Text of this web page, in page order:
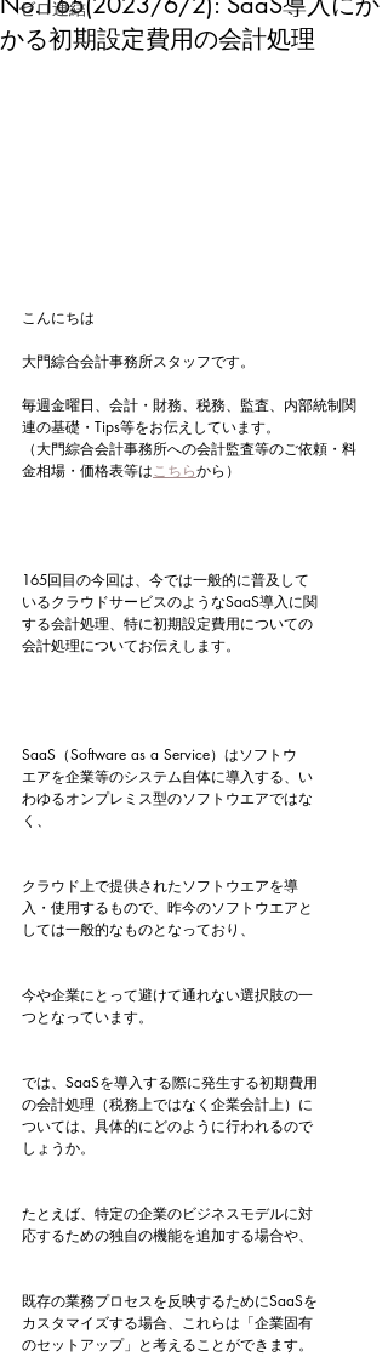
ゼロ連結
かる初期設定費用の会計処理
こんにちは
大門綜合会計事務所スタッフです。
毎週金曜日、会計・財務、税務、監査、内部統制関
連の基礎・Tips等をお伝えしています。
（大門綜合会計事務所への会計監査等のご依頼・料
金相場・価格表等はこちらから）
165回目の今回は、今では一般的に普及して
いるクラウドサービスのようなSaaS導入に関
する会計処理、特に初期設定費用についての
会計処理についてお伝えします。
SaaS（Software as a Service）はソフトウ
エアを企業等のシステム自体に導入する、い
わゆるオンプレミス型のソフトウエアではな
く、
クラウド上で提供されたソフトウエアを導
入・使用するもので、昨今のソフトウエアと
しては一般的なものとなっており、
今や企業にとって避けて通れない選択肢の一
つとなっています。
では、SaaSを導入する際に発生する初期費用
の会計処理（税務上ではなく企業会計上）に
ついては、具体的にどのように行われるので
しょうか。
たとえば、特定の企業のビジネスモデルに対
応するための独自の機能を追加する場合や、
既存の業務プロセスを反映するためにSaaSを
カスタマイズする場合、これらは「企業固有
のセットアップ」と考えることができます。